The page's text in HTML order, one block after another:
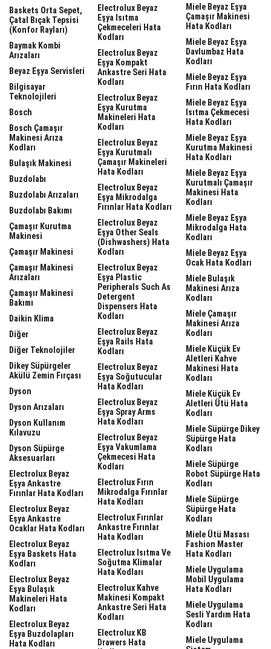
Baskets Orta Sepet,
Çatal Bıçak Tepsisi
(Konfor Rayları)
Baymak Kombi
Arızaları
Beyaz Eşya Servisleri
Bilgisayar
Teknolojileri
Bosch
Bosch Çamaşır
Makinesi Arıza
Kodları
Bulaşık Makinesi
Buzdolabı
Buzdolabı Arızaları
Buzdolabı Bakımı
Çamaşır Kurutma
Makinesi
Çamaşır Makinesi
Çamaşır Makinesi
Arızaları
Çamaşır Makinesi
Bakımı
Daikin Klima
Diğer
Diğer Teknolojiler
Dikey Süpürgeler
Akülü Zemin Fırçası
Dyson
Dyson Arızaları
Dyson Kullanım
Kılavuzu
Dyson Süpürge
Aksesuarları
Electrolux Beyaz
Eşya Ankastre
Fırınlar Hata Kodları
Electrolux Beyaz
Eşya Ankastre
Ocaklar Hata Kodları
Electrolux Beyaz
Eşya Baskets Hata
Kodları
Electrolux Beyaz
Eşya Bulaşık
Makineleri Hata
Kodları
Electrolux Beyaz
Eşya Buzdolapları
Hata Kodları
Electrolux Beyaz
Eşya Isıtma
Çekmeceleri Hata
Kodları
Electrolux Beyaz
Eşya Kompakt
Ankastre Seri Hata
Kodları
Electrolux Beyaz
Eşya Kurutma
Makineleri Hata
Kodları
Electrolux Beyaz
Eşya Kurutmalı
Çamaşır Makineleri
Hata Kodları
Electrolux Beyaz
Eşya Mikrodalga
Fırınlar Hata Kodları
Electrolux Beyaz
Eşya Other Seals
(dishwashers) Hata
Kodları
Electrolux Beyaz
Eşya Plastic
Peripherals Such As
Detergent
Dispensers Hata
Kodları
Electrolux Beyaz
Eşya Rails Hata
Kodları
Electrolux Beyaz
Eşya Soğutucular
Hata Kodları
Electrolux Beyaz
Eşya Spray Arms
Hata Kodları
Electrolux Beyaz
Eşya Vakumlama
Çekmecesi Hata
Kodları
Electrolux Fırın
Mikrodalga Fırınlar
Hata Kodları
Electrolux Fırınlar
Ankastre Fırınlar
Hata Kodları
Electrolux Isıtma Ve
Soğutma Klimalar
Hata Kodları
Electrolux Kahve
Makinesi Kompakt
Ankastre Seri Hata
Kodları
Electrolux KB
Drawers Hata
Miele Beyaz Eşya
Çamaşır Makinesi
Hata Kodları
Miele Beyaz Eşya
Davlumbaz Hata
Kodları
Miele Beyaz Eşya
Fırın Hata Kodları
Miele Beyaz Eşya
Isıtma Çekmecesi
Hata Kodları
Miele Beyaz Eşya
Kurutma Makinesi
Hata Kodları
Miele Beyaz Eşya
Kurutmalı Çamaşır
Makinesi Hata
Kodları
Miele Beyaz Eşya
Mikrodalga Hata
Kodları
Miele Beyaz Eşya
Ocak Hata Kodları
Miele Bulaşık
Makinesi Arıza
Kodları
Miele Çamaşır
Makinesi Arıza
Kodları
Miele Küçük Ev
Aletleri Kahve
Makinesi Hata
Kodları
Miele Küçük Ev
Aletleri Ütü Hata
Kodları
Miele Süpürge Dikey
Süpürge Hata
Kodları
Miele Süpürge
Robot Süpürge Hata
Kodları
Miele Süpürge
Süpürge Hata
Kodları
Miele Ütü Masası
Fashion Master
Hata Kodları
Miele Uygulama
Mobil Uygulama
Hata Kodları
Miele Uygulama
Sesli Yardım Hata
Kodları
Miele Uygulama